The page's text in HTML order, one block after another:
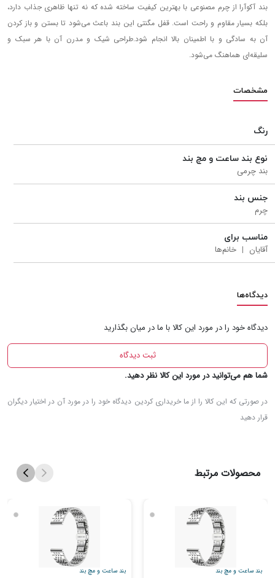
بند آکوآرا از چرم مصنوعی با بهترین کیفیت ساخته شده که نه تنها ظاهری جذاب دارد،
بلکه بسیار مقاوم و راحت است. قفل مگنتی این بند باعث می‌شود تا بستن و باز کردن
آن به سادگی و با اطمینان بالا انجام شود.طراحی شیک و مدرن آن با هر سبک و
سلیقه‌ای هماهنگ می‌شود.
مشخصات
رنگ
نوع بند ساعت و مچ‌ بند
بند چرمی
جنس بند
چرم
مناسب برای
آقایان خانم‌ها
دیدگاه‌ها
دیدگاه‌ خود را در مورد این کالا با ما در میان بگذارید
ثبت دیدگاه‌
شما هم می‌توانید در مورد این کالا نظر دهید.
در صورتی که این کالا را از ما خریداری کردین دیدگاه خود را در مورد آن در اختیار دیگران
قرار دهید
محصولات مرتبط
بند ساعت و مچ‌ بند بند ساعت و مچ‌ بند